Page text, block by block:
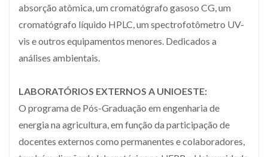
absorção atômica, um cromatógrafo gasoso CG, um
cromatógrafo líquido HPLC, um spectrofotômetro UV-
vis e outros equipamentos menores. Dedicados a
análises ambientais.
LABORATÓRIOS EXTERNOS A UNIOESTE:
O programa de Pós-Graduação em engenharia de
energia na agricultura, em função da participação de
docentes externos como permanentes e colaboradores,